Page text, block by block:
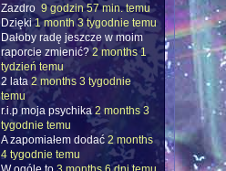
Zazdro 9 godzin 57 min. temu
Dzięki 1 month 3 tygodnie temu
Dałoby radę jeszcze w moim
raporcie zmienić? 2 months 1
tydzień temu
2 lata 2 months 3 tygodnie
temu
r.i.p moja psychika 2 months 3
tygodnie temu
A zapomiałem dodać 2 months
4 tygodnie temu